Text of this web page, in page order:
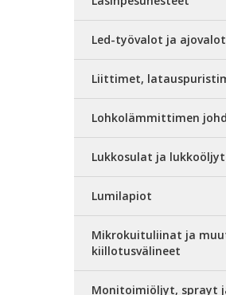
Led-työvalot ja ajovalot
Liittimet,
Lohkolämmittimen
Lukkosulat ja lukkoöljyt
Lumilapiot
Mikrokuituliinat ja
kiillotusvälineet
Monitoimiöljyt, sprayt